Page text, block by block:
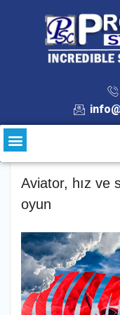
Aviator, hız ve
oyun